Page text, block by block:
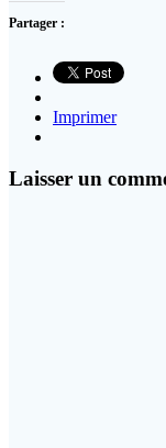
Partager :
Imprimer
Laisser un